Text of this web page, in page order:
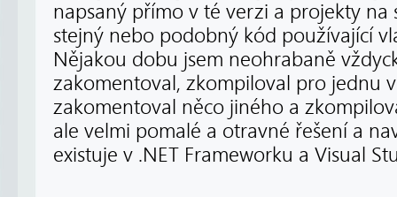
napsaný přímo v té verzi a projekty na
stejný nebo podobný kód používající
Nějakou dobu jsem neohrabaně
zakomentoval, zkompiloval pro jednu
zakomentoval něco jiného a
ale velmi pomalé a otravné řešení a
existuje v .NET Frameworku a Visual